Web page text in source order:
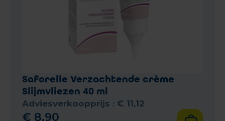
Saforelle Verzachtende crème
Slijmvliezen 40 ml
Adviesverkoopprijs : € 11,12
€ 8,90